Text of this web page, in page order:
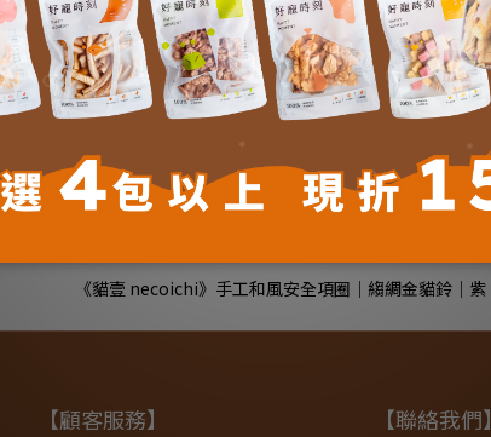
送貨及付款方式
商品描述
了解更多
【顧客服務】 【聯絡我們】